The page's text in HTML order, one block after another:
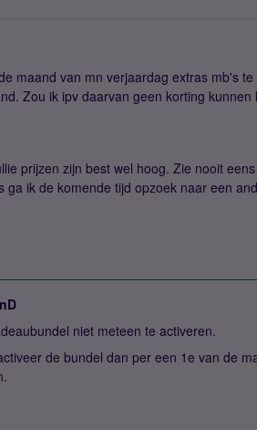
maand van mn verjaardag extras mb's
Zou ik ipv daarvan geen korting kunnen
prijzen zijn best wel hoog. Zie nooit
ga ik de komende tijd opzoek naar een
niet meteen te activeren.
de bundel dan per een 1e van de